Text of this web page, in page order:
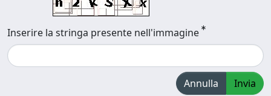
Inserire la stringa presente nell'immagine
Annulla Invia